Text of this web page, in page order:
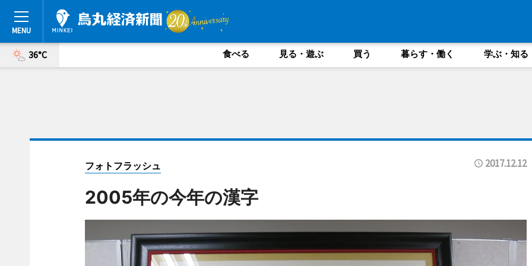
36°C 食べる 見る・遊ぶ 買う 暮らす・働く 学ぶ・知る
フォトフラッシュ 2017.12.12
2005年の今年の漢字